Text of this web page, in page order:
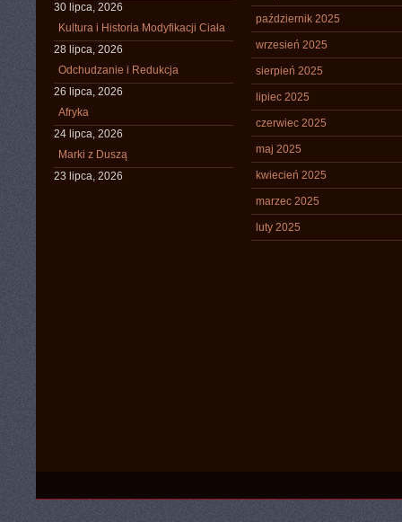
30 lipca, 2026
Kultura i Historia Modyfikacji Ciała
28 lipca, 2026
Odchudzanie i Redukcja
26 lipca, 2026
Afryka
24 lipca, 2026
Marki z Duszą
23 lipca, 2026
październik 2025
wrzesień 2025
sierpień 2025
lipiec 2025
czerwiec 2025
maj 2025
kwiecień 2025
marzec 2025
luty 2025